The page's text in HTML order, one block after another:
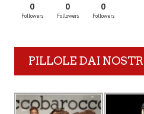
0
Followers
0
Followers
0
Followers
PILLOLE DAI